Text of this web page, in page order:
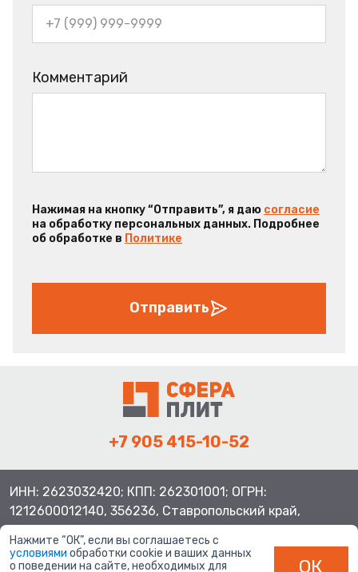
Комментарий
Нажимая на кнопку “Отправить”, я даю согласие
на обработку персональных данных. Подробнее
об обработке в Политике
Отправить
+7 905 415-10-52
ИНН: 2623032420; КПП: 262301001; ОГРН:
1212600012140, 356236, Ставропольский край,
Нажмите “ОК”, если вы соглашаетесь с
условиями обработки cookie и ваших данных
о поведении на сайте, необходимых для
ОК